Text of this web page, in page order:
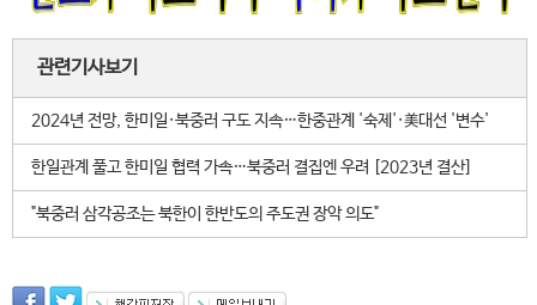
관련기사보기
2024년 전망, 한미일·북중러 구도 지속…한중관계 '숙제'·美대선 '변수'
한일관계 풀고 한미일 협력 가속…북중러 결집엔 우려 [2023년 결산]
"북중러 삼각공조는 북한이 한반도의 주도권 장악 의도"